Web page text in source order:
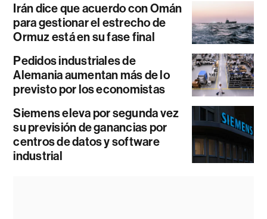
Irán dice que acuerdo con Omán
para gestionar el estrecho de
Ormuz está en su fase final
Pedidos industriales de
Alemania aumentan más de lo
previsto por los economistas
Siemens eleva por segunda vez
su previsión de ganancias por
centros de datos y software
industrial